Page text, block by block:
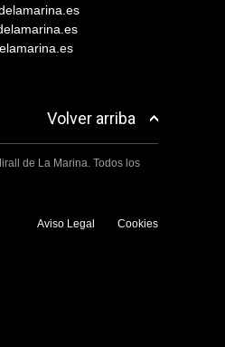
Volver arriba
de La Marina. Todos los
Aviso Legal Cookies